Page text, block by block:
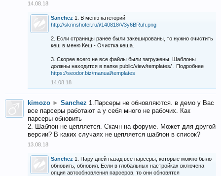
14.08.18
Sanchez 1. В меню категорий
http://skrinshoter.ru/i/140818/V3y6BRuh.png
2. Если страницы ранее были закешированы, то нужно очистить
кеш в меню Кеш - Очистка кеша.
3. Скорее всего не все файлы были загружены. Шаблоны
должны находится в папке public/view/templates/ . Подробнее
https://seodor.biz/manual/templates
14.08.18
kimozo ► Sanchez 1.Парсеры не обновляются. в демо у Вас
все парсеры работают а у себя много не рабочих. Как
парсеры обновить
2. Шаблон не цепляется. Скачн на форуме. Может для другой
версии? В каких случаях не цепляется шаблон в список?
13.08.18
Sanchez 1. Пару дней назад все парсеры, которые можно было
обновить, обновил. Если в глобальных настройках включена
опция автообновления парсеров, то они обновятся